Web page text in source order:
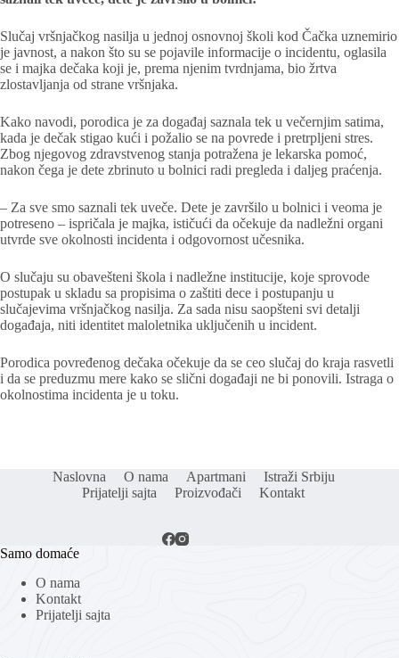
Slučaj vršnjačkog nasilja u jednoj osnovnoj školi kod Čačka uznemirio
je javnost, a nakon što su se pojavile informacije o incidentu, oglasila
se i majka dečaka koji je, prema njenim tvrdnjama, bio žrtva
zlostavljanja od strane vršnjaka.
Kako navodi, porodica je za događaj saznala tek u večernjim satima,
kada je dečak stigao kući i požalio se na povrede i pretrpljeni stres.
Zbog njegovog zdravstvenog stanja potražena je lekarska pomoć,
nakon čega je dete zbrinuto u bolnici radi pregleda i daljeg praćenja.
– Za sve smo saznali tek uveče. Dete je završilo u bolnici i veoma je
potreseno – ispričala je majka, ističući da očekuje da nadležni organi
utvrde sve okolnosti incidenta i odgovornost učesnika.
O slučaju su obavešteni škola i nadležne institucije, koje sprovode
postupak u skladu sa propisima o zaštiti dece i postupanju u
slučajevima vršnjačkog nasilja. Za sada nisu saopšteni svi detalji
događaja, niti identitet maloletnika uključenih u incident.
Porodica povređenog dečaka očekuje da se ceo slučaj do kraja rasvetli
i da se preduzmu mere kako se slični događaji ne bi ponovili. Istraga o
okolnostima incidenta je u toku.
Naslovna O nama Apartmani
Istraži Srbiju
Prijatelji sajta
Proizvođači Kontakt
Samo domaće
O nama
Kontakt
Prijatelji sajta